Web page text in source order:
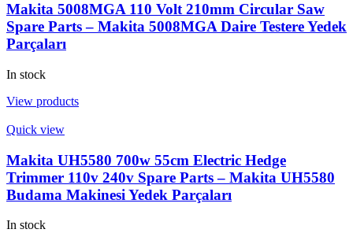
Makita 5008MGA 110 Volt 210mm Circular Saw
Spare Parts – Makita 5008MGA Daire Testere Yedek
Parçaları
In stock
View products
Quick view
Makita UH5580 700w 55cm Electric Hedge
Trimmer 110v 240v Spare Parts – Makita UH5580
Budama Makinesi Yedek Parçaları
In stock